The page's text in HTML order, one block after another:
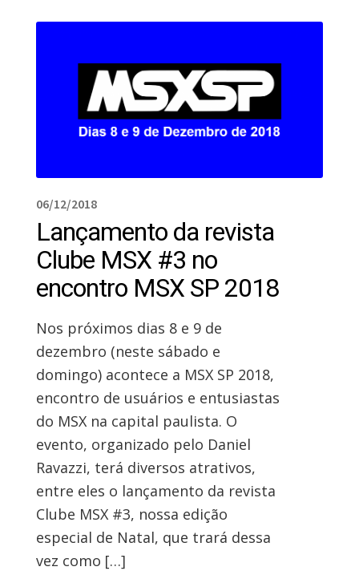
06/12/2018
Lançamento da revista
Clube MSX #3 no
encontro MSX SP 2018
Nos próximos dias 8 e 9 de
dezembro (neste sábado e
domingo) acontece a MSX SP 2018,
encontro de usuários e entusiastas
do MSX na capital paulista. O
evento, organizado pelo Daniel
Ravazzi, terá diversos atrativos,
entre eles o lançamento da revista
Clube MSX #3, nossa edição
especial de Natal, que trará dessa
vez como […]